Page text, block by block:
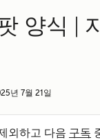
양식 |
년 7월 21일
외하고 다음 구독